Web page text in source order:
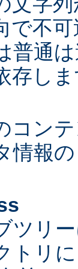
で不
普通
存しま
コン
情報
ツリ
トリに